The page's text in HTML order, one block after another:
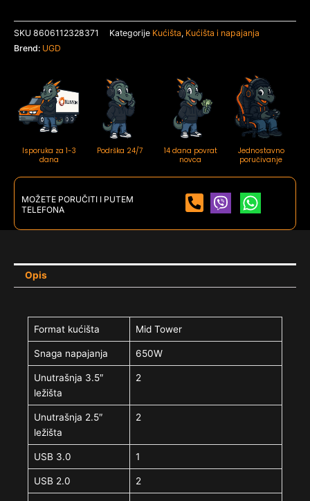
SKU 8606112328371 Kategorije Kućišta, Kućišta i napajanja
Brend: UGD
Isporuka za 1-3
dana
Podrška 24/7
14 dana povrat
novca
Jednostavno
poručivanje
MOŽETE PORUČITI I PUTEM
TELEFONA
Opis
Format kućišta Mid Tower
Snaga napajanja 650W
Unutrašnja 3.5″
ležišta
2
Unutrašnja 2.5″
ležišta
2
USB 3.0 1
USB 2.0 2